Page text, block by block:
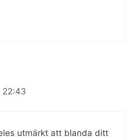
22:43
utmärkt att blanda ditt